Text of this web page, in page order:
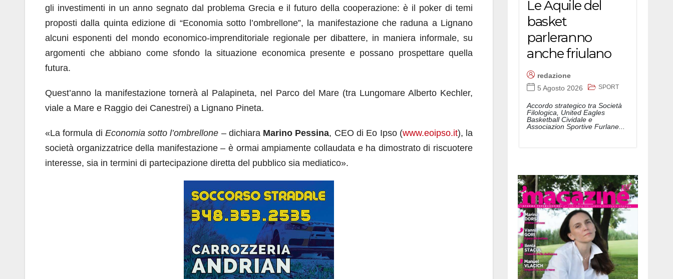
gli investimenti in un anno segnato dal problema Grecia e il futuro della cooperazione: è il poker di temi
proposti dalla quinta edizione di “Economia sotto l’ombrellone”, la manifestazione che raduna a Lignano
alcuni esponenti del mondo economico-imprenditoriale regionale per dibattere, in maniera informale, su
argomenti che abbiano come sfondo la situazione economica presente e possano prospettare quella
futura.
Quest’anno la manifestazione tornerà al Palapineta, nel Parco del Mare (tra Lungomare Alberto Kechler,
viale a Mare e Raggio dei Canestrei) a Lignano Pineta.
«La formula di Economia sotto l’ombrellone – dichiara Marino Pessina, CEO di Eo Ipso (www.eoipso.it), la
società organizzatrice della manifestazione – è ormai ampiamente collaudata e ha dimostrato di riscuotere
interesse, sia in termini di partecipazione diretta del pubblico sia mediatico».
Le Aquile del
basket
parleranno
anche friulano
redazione
5 Agosto 2026
SPORT
Accordo strategico tra Società
Filologica, United Eagles
Basketball Cividale e
Associazion Sportive Furlane...